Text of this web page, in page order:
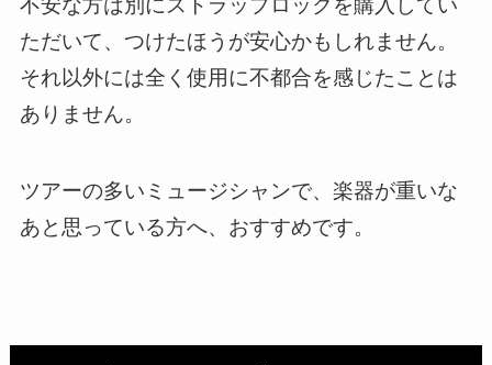
ただいて、つけたほうが安心かもしれません。
それ以外には全く使用に不都合を感じたことは
ありません。
ツアーの多いミュージシャンで、楽器が重いな
あと思っている方へ、おすすめです。